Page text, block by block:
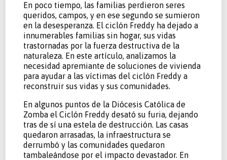
En poco tiempo, las familias perdieron seres
queridos, campos, y en ese segundo se sumieron
en la desesperanza. El ciclón Freddy ha dejado a
innumerables familias sin hogar, sus vidas
trastornadas por la fuerza destructiva de la
naturaleza. En este artículo, analizamos la
necesidad apremiante de soluciones de vivienda
para ayudar a las víctimas del ciclón Freddy a
reconstruir sus vidas y sus comunidades.
En algunos puntos de la Diócesis Católica de
Zomba el Ciclón Freddy desató su furia, dejando
tras de sí una estela de destrucción. Las casas
quedaron arrasadas, la infraestructura se
derrumbó y las comunidades quedaron
tambaleándose por el impacto devastador. En